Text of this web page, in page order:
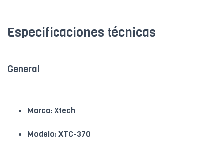
Especificaciones técnicas
General
Marca: Xtech
Modelo: XTC-370